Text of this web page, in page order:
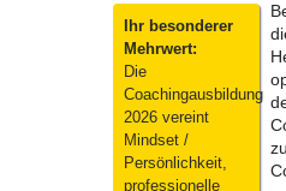
Ihr besonderer
Mehrwert:
Die
Coachingausbildung
2026 vereint
Mindset /
Persönlichkeit,
professionelle